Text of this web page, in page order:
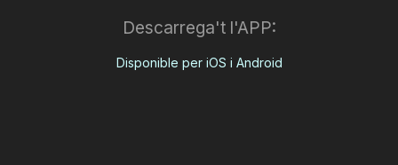
Descarrega't l'APP:
Disponible per iOS i Android